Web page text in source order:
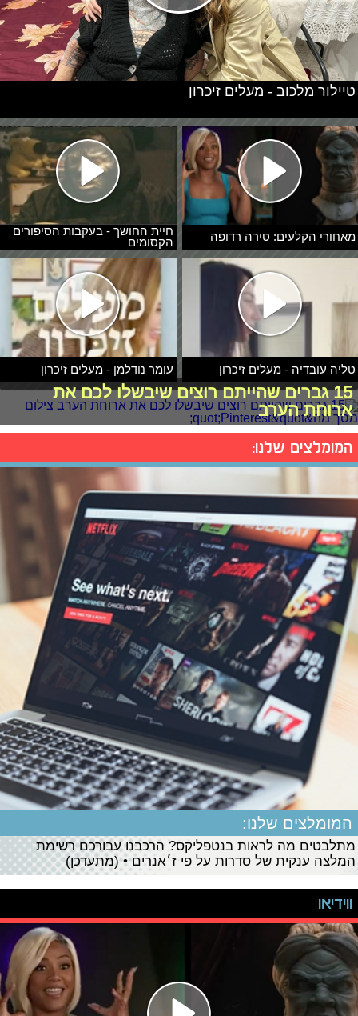
מאחורי הקלעים: טירה רדופה
חיית החושך - בעקבות הסיפורים
הקסומים
טליה עובדיה - מעלים זיכרון עומר נודלמן - מעלים זיכרון
טיילור מלכוב - מעלים זיכרון
15 גברים שהייתם רוצים שיבשלו לכם את
ארוחת הערב
המומלצים שלנו:
המומלצים שלנו:
מתלבטים מה לראות בנטפליקס? הרכבנו עבורכם רשימת
המלצה ענקית של סדרות על פי ז׳אנרים • (מתעדכן)
ווידיאו